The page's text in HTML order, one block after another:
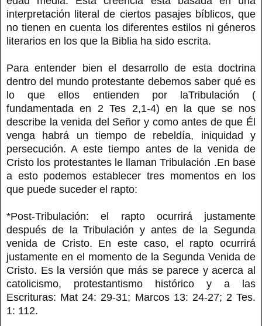
interpretación literal de ciertos pasajes bíblicos, que
no tienen en cuenta los diferentes estilos ni géneros
literarios en los que la Biblia ha sido escrita.
Para entender bien el desarrollo de esta doctrina
dentro del mundo protestante debemos saber qué es
lo que ellos entienden por laTribulación (
fundamentada en 2 Tes 2,1-4) en la que se nos
describe la venida del Señor y como antes de que Él
venga habrá un tiempo de rebeldía, iniquidad y
persecución. A este tiempo antes de la venida de
Cristo los protestantes le llaman Tribulación .En base
a esto podemos establecer tres momentos en los
que puede suceder el rapto:
*Post-Tribulación: el rapto ocurrirá justamente
después de la Tribulación y antes de la Segunda
venida de Cristo. En este caso, el rapto ocurrirá
justamente en el momento de la Segunda Venida de
Cristo. Es la versión que más se parece y acerca al
catolicismo, protestantismo histórico y a las
Escrituras: Mat 24: 29-31; Marcos 13: 24-27; 2 Tes.
1: 112.